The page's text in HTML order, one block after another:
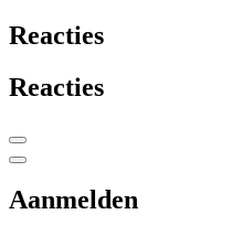
Reacties
Reacties
Aanmelden